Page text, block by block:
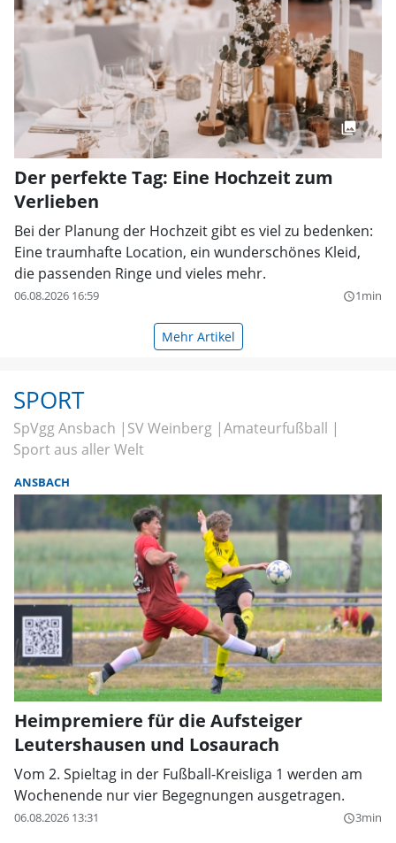
Der perfekte Tag: Eine Hochzeit zum
Verlieben
Bei der Planung der Hochzeit gibt es viel zu bedenken:
Eine traumhafte Location, ein wunderschönes Kleid,
die passenden Ringe und vieles mehr.
06.08.2026 16:59 query_builder1min
Mehr Artikel
SPORT
SpVgg Ansbach SV Weinberg Amateurfußball
Sport aus aller Welt
ANSBACH
Heimpremiere für die Aufsteiger
Leutershausen und Losaurach
Vom 2. Spieltag in der Fußball-Kreisliga 1 werden am
Wochenende nur vier Begegnungen ausgetragen.
06.08.2026 13:31 query_builder3min